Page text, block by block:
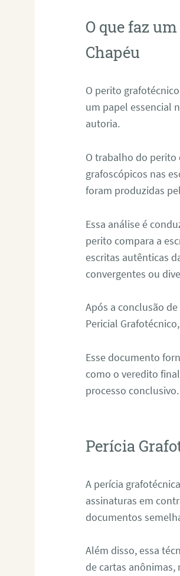
O que faz
Chapéu
O perito
um papel essencial
autoria.
O trabalho do perito
grafoscópicos nas
foram produzidas
Essa análise é
perito compara a
escritas autênticas
convergentes ou
Após a conclusão
Pericial
Esse documento
como o veredito
processo conclusivo.
Perícia
A perícia
assinaturas em
documentos
Além disso, essa
de cartas anônimas,